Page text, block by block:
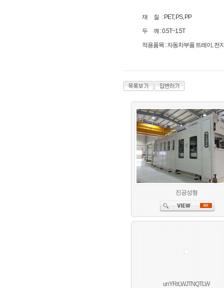
재 질 : PET, PS, PP
두 께 : 0.5T~1.5T
적용품목 : 자동차부품 트레이, 전
진공성형
unYRrLWJTNQTLW